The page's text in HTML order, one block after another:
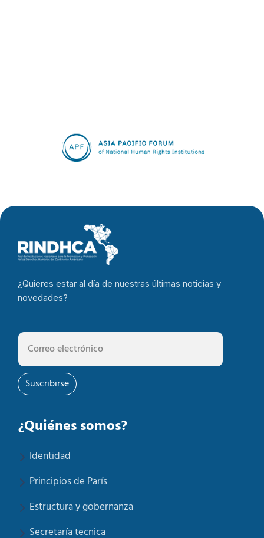
¿Quieres estar al día de nuestras últimas noticias y
novedades?
Suscribirse
¿Quiénes somos?
Identidad
Principios de París
Estructura y gobernanza
Secretaría tecnica